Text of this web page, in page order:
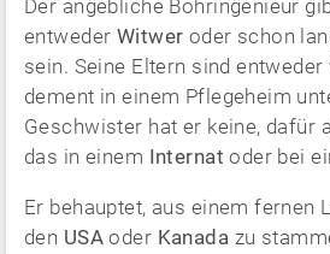
Der angebliche Bohringenieur
entweder Witwer oder schon
sein. Seine Eltern sind
dement in einem Pflegeheim
Geschwister hat er keine, dafür
das in einem Internat oder bei
Er behauptet, aus einem fernen
den USAoder Kanada zu